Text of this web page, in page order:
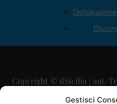
Gestisci
Copyright © ilSicilia | aut.
29/09/